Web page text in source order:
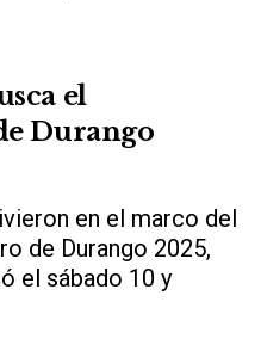
el
Durango
en el marco del
de Durango 2025,
el sábado 10 y